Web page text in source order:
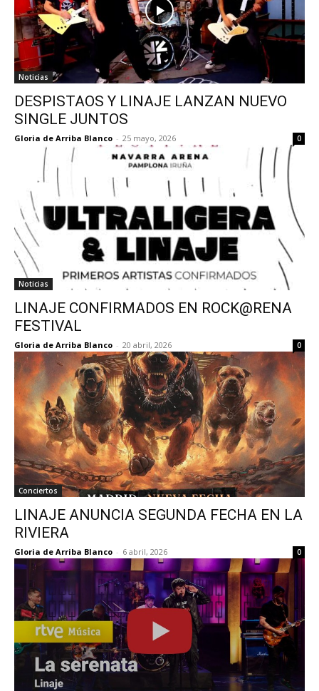
Noticias
DESPISTAOS Y LINAJE LANZAN NUEVO
SINGLE JUNTOS
Gloria de Arriba Blanco - 25 mayo, 2026 0
Noticias
LINAJE CONFIRMADOS EN ROCK@RENA
FESTIVAL
Gloria de Arriba Blanco - 20 abril, 2026 0
Conciertos
LINAJE ANUNCIA SEGUNDA FECHA EN LA
RIVIERA
Gloria de Arriba Blanco - 6 abril, 2026 0